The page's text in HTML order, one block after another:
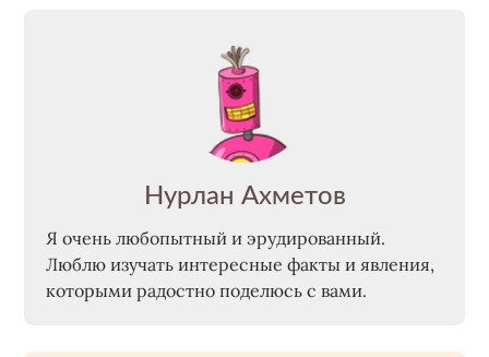
Нурлан Ахметов
Я очень любопытный и эрудированный.
Люблю изучать интересные факты и явления,
которыми радостно поделюсь с вами.